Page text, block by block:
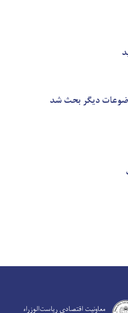
دیگر بحث شد
معاونیت اقتصادی ریاست‌الوزراء